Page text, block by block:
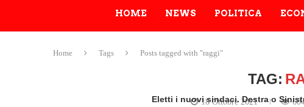
HOME NEWS POLITICA
Home Tags Posts tagged with "raggi"
TAG:
Eletti i nuovi sindaci. Destra o
18 Ottobre 2021